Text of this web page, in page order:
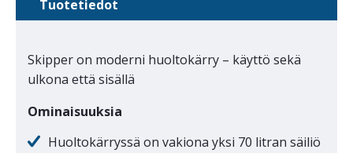
Tuotetiedot
Skipper on moderni huoltokärry – käyttö sekä
ulkona että sisällä
Ominaisuuksia
Huoltokärryssä on vakiona yksi 70 litran säiliö